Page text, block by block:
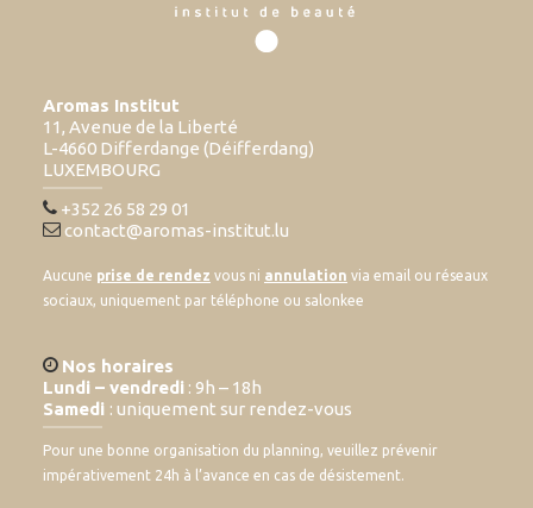
Aromas Institut
11, Avenue de la Liberté
L-4660 Differdange (Déifferdang)
LUXEMBOURG
+352 26 58 29 01
contact@aromas-institut.lu
Aucune prise de rendez vous ni annulation via email ou réseaux
sociaux, uniquement par téléphone ou salonkee
Nos horaires
Lundi – vendredi : 9h – 18h
Samedi : uniquement sur rendez-vous
Pour une bonne organisation du planning, veuillez prévenir
impérativement 24h à l’avance en cas de désistement.